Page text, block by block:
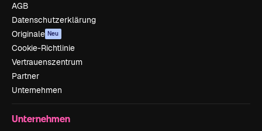
AGB
Datenschutzerklärung
Originale Neu
Cookie-Richtlinie
Vertrauenszentrum
Partner
Unternehmen
Unternehmen